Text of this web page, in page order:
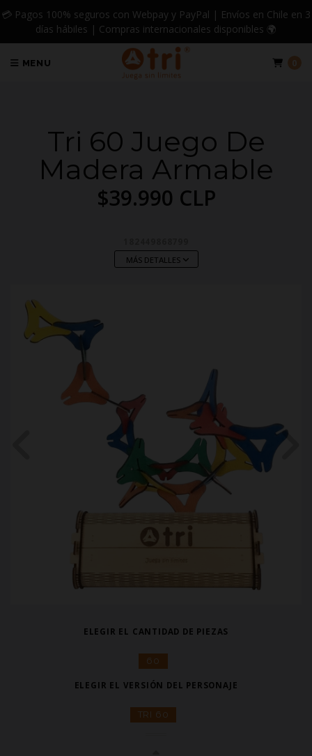
💳 Pagos 100% seguros con Webpay y PayPal | Envíos en Chile en 3
días hábiles | Compras internacionales disponibles 🌍
MENU 0
Tri 60 Juego De
Madera Armable
$39.990 CLP
MÁS DETALLES
ELEGIR EL CANTIDAD DE PIEZAS
60
ELEGIR EL VERSIÓN DEL PERSONAJE
TRI 60